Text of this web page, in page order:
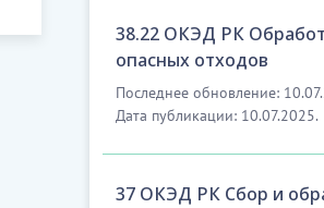
38.22 ОКЭД РК
опасных отходов
Последнее обновление:
Дата публикации: 10.07.2025.
37 ОКЭД РК Сбор и